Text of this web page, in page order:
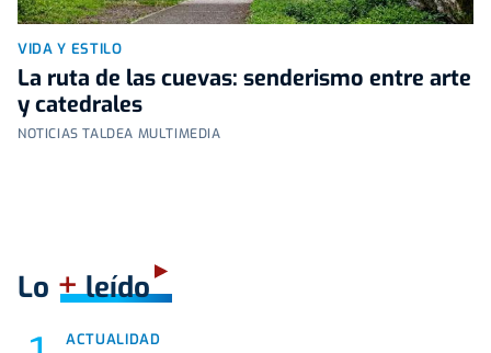
VIDA Y ESTILO
La ruta de las cuevas: senderismo entre arte
y catedrales
NOTICIAS TALDEA MULTIMEDIA
Lo +leído
ACTUALIDAD